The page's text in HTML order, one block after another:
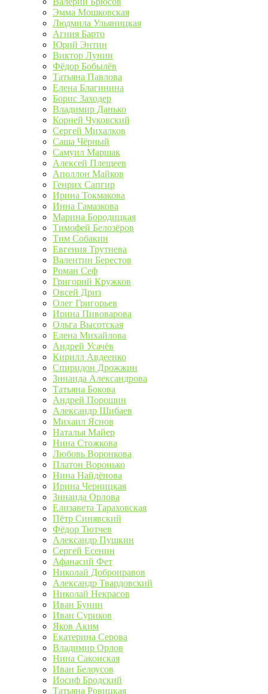
Эмма Мошковская
Людмила Ульяницкая
Агния Барто
Юрий Энтин
Виктор Лунин
Фёдор Бобылёв
Татьяна Павлова
Елена Благинина
Борис Заходер
Владимир Данько
Корней Чуковский
Сергей Михалков
Саша Чёрный
Самуил Маршак
Алексей Плещеев
Аполлон Майков
Генрих Сапгир
Ирина Токмакова
Инна Гамазкова
Марина Бородицкая
Тимофей Белозёров
Тим Собакин
Евгения Трутнева
Валентин Берестов
Роман Сеф
Григорий Кружков
Овсей Дриз
Олег Григорьев
Ирина Пивоварова
Ольга Высотская
Елена Михайлова
Андрей Усачёв
Кирилл Авдеенко
Спиридон Дрожжин
Зинаида Александрова
Татьяна Бокова
Андрей Порошин
Александр Шибаев
Михаил Яснов
Наталья Майер
Нина Стожкова
Любовь Воронкова
Платон Воронько
Нина Найдёнова
Ирина Черницкая
Зинаида Орлова
Елизавета Тараховская
Пётр Синявский
Фёдор Тютчев
Александр Пушкин
Сергей Есенин
Афанасий Фет
Николай Добронравов
Александр Твардовский
Николай Некрасов
Иван Бунин
Иван Суриков
Яков Аким
Екатерина Серова
Владимир Орлов
Нина Саконская
Иван Белоусов
Иосиф Бродский
Татьяна Ровицкая